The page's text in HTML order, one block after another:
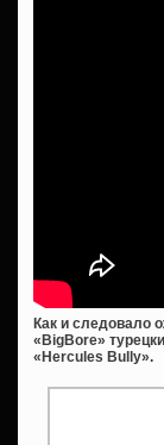
Как и следовало
«BigBore»
«Hercules Bully».